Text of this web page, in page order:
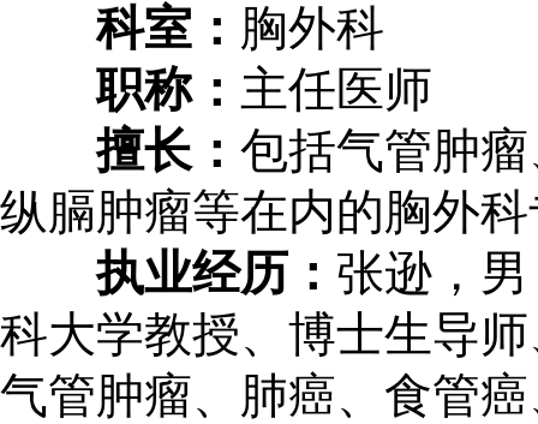
科室： 胸外科
职称： 主任医师
擅长： 包括气管肿
纵膈肿瘤等在内的胸外
执业经历： 张逊，
科大学教授、博士生导
气管肿瘤、肺癌、食管